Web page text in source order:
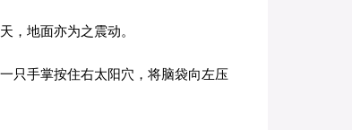
，地面亦为之震动。
只手掌按住右太阳穴，将脑袋向左压